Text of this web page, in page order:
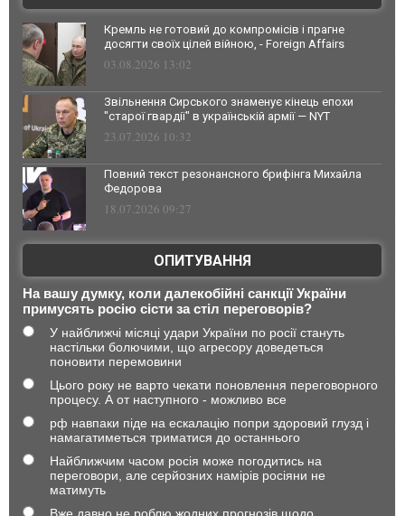
Кремль не готовий до компромісів і прагне
досягти своїх цілей війною, - Foreign Affairs
03.08.2026 13:02
Звільнення Сирського знаменує кінець епохи
"старої гвардії" в українській армії — NYT
23.07.2026 10:32
Повний текст резонансного брифінга Михайла
Федорова
18.07.2026 09:27
ОПИТУВАННЯ
На вашу думку, коли далекобійні санкції України
примусять росію сісти за стіл переговорів?
У найближчі місяці удари України по росії стануть
настільки болючими, що агресору доведеться
поновити перемовини
Цього року не варто чекати поновлення переговорного
процесу. А от наступного - можливо все
рф навпаки піде на ескалацію попри здоровий глузд і
намагатиметься триматися до останнього
Найближчим часом росія може погодитись на
переговори, але серйозних намірів росіяни не
матимуть